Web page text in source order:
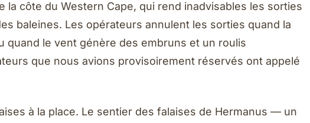
la côte du Western Cape, qui rend inadvisables les sorties
baleines. Les opérateurs annulent les sorties quand la
quand le vent génère des embruns et un roulis
que nous avions provisoirement réservés ont appelé
à la place. Le sentier des falaises de Hermanus — un